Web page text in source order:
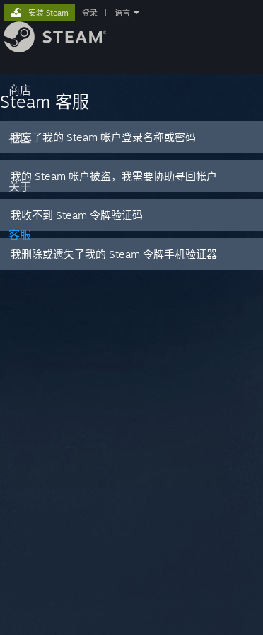
商店
社区
关于
客服
安装 Steam 登录 语言
Steam 客服
我忘了我的 Steam 帐户登录名称或密码
我的 Steam 帐户被盗，我需要协助寻回帐户
我收不到 Steam 令牌验证码
我删除或遗失了我的 Steam 令牌手机验证器